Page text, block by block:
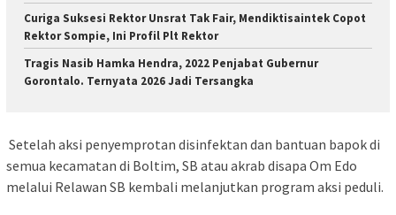
Curiga Suksesi Rektor Unsrat Tak Fair, Mendiktisaintek Copot
Rektor Sompie, Ini Profil Plt Rektor
Tragis Nasib Hamka Hendra, 2022 Penjabat Gubernur
Gorontalo. Ternyata 2026 Jadi Tersangka
Setelah aksi penyemprotan disinfektan dan bantuan bapok di
semua kecamatan di Boltim, SB atau akrab disapa Om Edo
melalui Relawan SB kembali melanjutkan program aksi peduli.